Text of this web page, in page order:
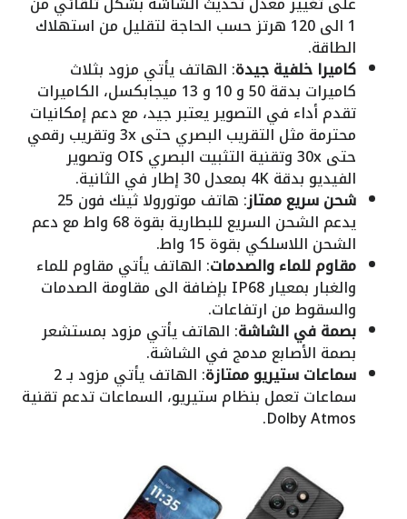
1 الى 120 هرتز حسب الحاجة لتقليل من استهلاك
الطاقة.
كاميرا خلفية جيدة: الهاتف يأتي مزود بثلاث
كاميرات بدقة 50 و 10 و 13 ميجابكسل، الكاميرات
تقدم أداء في التصوير يعتبر جيد، مع دعم إمكانيات
محترمة مثل التقريب البصري حتى 3x وتقريب رقمي
حتى 30x وتقنية التثبيت البصري OIS وتصوير
الفيديو بدقة 4K بمعدل 30 إطار في الثانية.
شحن سريع ممتاز : هاتف موتورولا ثينك فون 25
يدعم الشحن السريع للبطارية بقوة 68 واط مع دعم
الشحن اللاسلكي بقوة 15 واط.
مقاوم للماء والصدمات: الهاتف يأتي مقاوم للماء
والغبار بمعيار IP68 بإضافة الى مقاومة الصدمات
والسقوط من ارتفاعات.
بصمة في الشاشة: الهاتف يأتي مزود بمستشعر
بصمة الأصابع مدمج في الشاشة.
سماعات ستيريو ممتازة : الهاتف يأتي مزود بـ 2
سماعات تعمل بنظام ستيريو، السماعات تدعم تقنية
Dolby Atmos.